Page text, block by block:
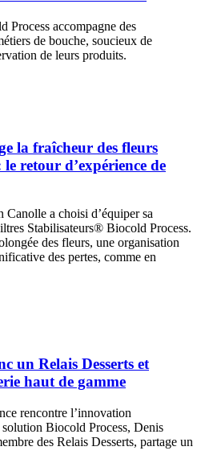
Process accompagne des
de bouche, soucieux de
de leurs produits.
la fraîcheur des fleurs
retour d’expérience de
a choisi d’équiper sa
Stabilisateurs® Biocold Process.
des fleurs, une organisation
des pertes, comme en
un Relais Desserts et
haut de gamme
rencontre l’innovation
Biocold Process, Denis
des Relais Desserts, partage un